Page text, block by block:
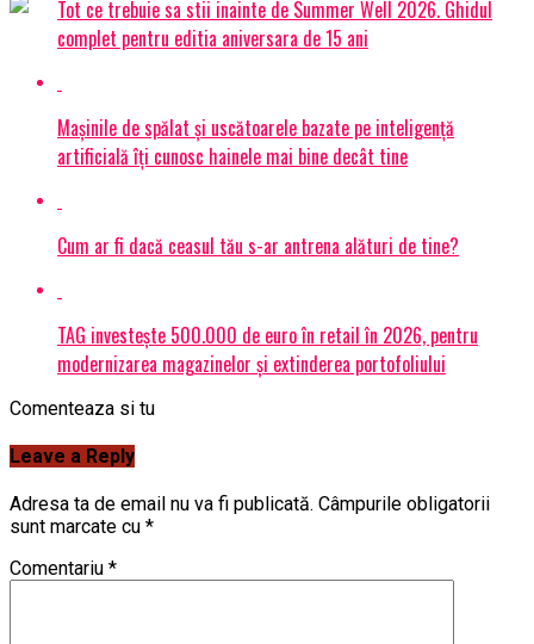
Tot ce trebuie sa stii inainte de Summer Well 2026. Ghidul
complet pentru editia aniversara de 15 ani
Mașinile de spălat și uscătoarele bazate pe inteligență
artificială îți cunosc hainele mai bine decât tine
Cum ar fi dacă ceasul tău s-ar antrena alături de tine?
TAG investește 500.000 de euro în retail în 2026, pentru
modernizarea magazinelor și extinderea portofoliului
Comenteaza si tu
Leave a Reply
Adresa ta de email nu va fi publicată. Câmpurile obligatorii
sunt marcate cu *
Comentariu *